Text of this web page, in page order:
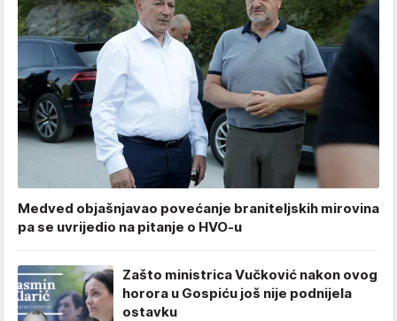
Medved objašnjavao povećanje braniteljskih mirovina
pa se uvrijedio na pitanje o HVO-u
Zašto ministrica Vučković nakon ovog
horora u Gospiću još nije podnijela
ostavku